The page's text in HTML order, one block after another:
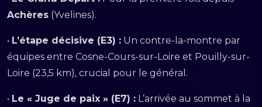
Achères (Yvelines).
• L’étape décisive (E3) : Un contre-la-montre par
équipes entre Cosne-Cours-sur-Loire et Pouilly-sur-
Loire (23,5 km), crucial pour le général.
• Le « Juge de paix » (E7) : L’arrivée au sommet à la